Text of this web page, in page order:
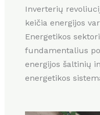
Inverterių
keičia energijos
Energetikos
fundamentalius
energijos šaltinių
energetikos